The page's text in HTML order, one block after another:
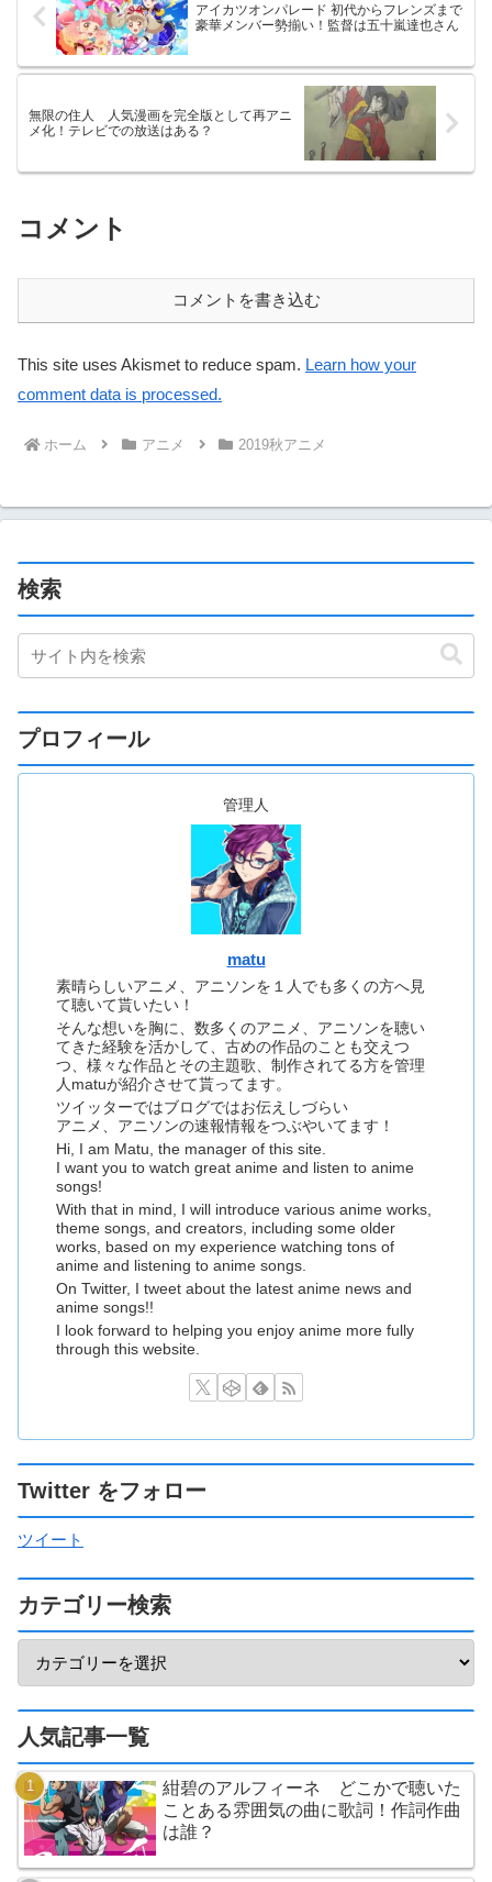
アイカツオンパレード 初代からフレンズまで
豪華メンバー勢揃い！監督は五十嵐達也さん
無限の住人 人気漫画を完全版として再アニ
メ化！テレビでの放送はある？
コメント
コメントを書き込む
This site uses Akismet to reduce spam. Learn how your
comment data is processed.
ホーム アニメ 2019秋アニメ
検索
プロフィール
管理人
matu
素晴らしいアニメ、アニソンを１人でも多くの方へ見
て聴いて貰いたい！
そんな想いを胸に、数多くのアニメ、アニソンを聴い
てきた経験を活かして、古めの作品のことも交えつ
つ、様々な作品とその主題歌、制作されてる方を管理
人matuが紹介させて貰ってます。
ツイッターではブログではお伝えしづらい
アニメ、アニソンの速報情報をつぶやいてます！
Hi, I am Matu, the manager of this site.
I want you to watch great anime and listen to anime
songs!
With that in mind, I will introduce various anime works,
theme songs, and creators, including some older
works, based on my experience watching tons of
anime and listening to anime songs.
On Twitter, I tweet about the latest anime news and
anime songs!!
I look forward to helping you enjoy anime more fully
through this website.
Twitter をフォロー
ツイート
カテゴリー検索
人気記事一覧
紺碧のアルフィーネ どこかで聴いた
ことある雰囲気の曲に歌詞！作詞作曲
は誰？